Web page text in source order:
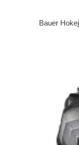
Bauer